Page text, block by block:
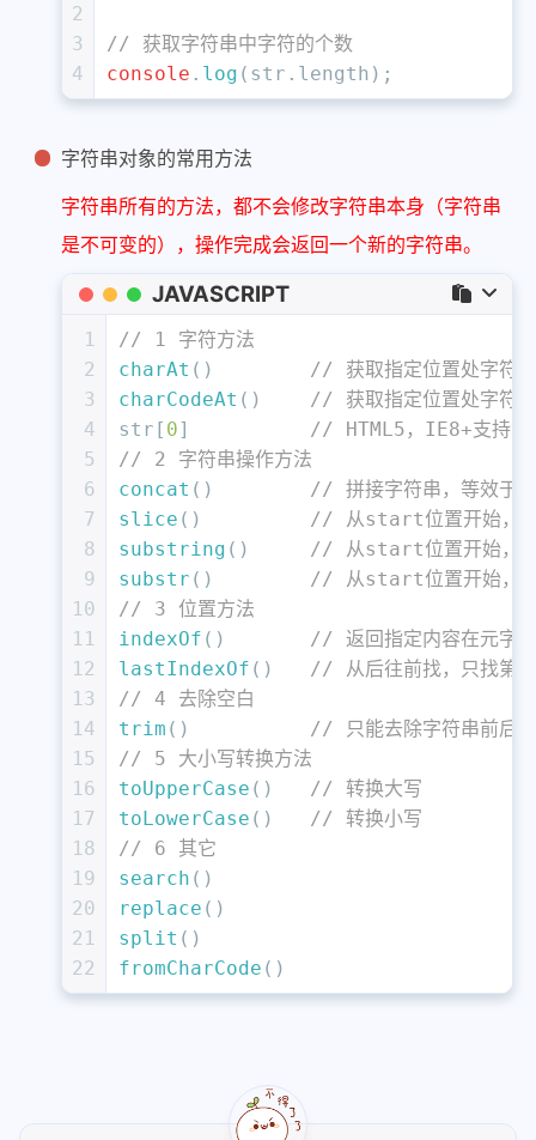
2
3
4
// 获取字符串中字符的个数
console . log (str. length );
字符串对象的常用方法
字符串所有的方法，都不会修改字符串本身（字符串
是不可变的），操作完成会返回一个新的字符串。
JAVASCRIPT
1
2
3
4
5
6
7
8
9
10
11
12
13
14
15
16
17
18
19
20
21
22
// 1 字符方法
charAt () // 获取指定位置处字符
charCodeAt () // 获取指定位置处字符
str[ 0] // HTML5，IE8+支持
// 2 字符串操作方法
concat () // 拼接字符串，等效于+
slice () // 从start位置开始，截
substring () // 从start位置开始，截
substr () // 从start位置开始，
// 3 位置方法
indexOf () // 返回指定内容在元字
lastIndexOf () // 从后往前找，只找第
// 4 去除空白
trim () // 只能去除字符串前后
// 5 大小写转换方法
toUpperCase () // 转换大写
toLowerCase () // 转换小写
// 6 其它
search ()
replace ()
split ()
fromCharCode ()